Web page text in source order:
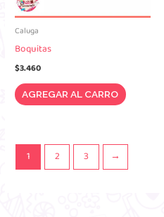
Caluga
Boquitas
$3.460
AGREGAR AL CARRO
1 2 3 →